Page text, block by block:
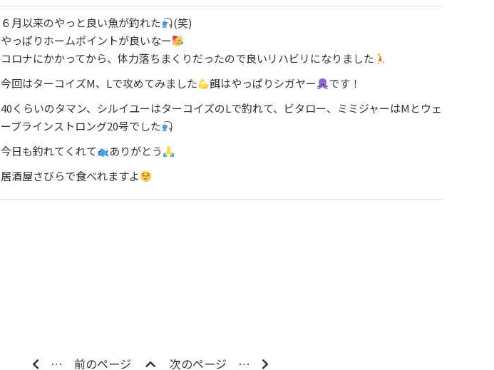
６月以来のやっと良い魚が釣れた
(笑)
やっぱりホームポイントが良いなー
コロナにかかってから、体力落ちまくりだったので良いリハビリになりました
今回はターコイズМ、Lで攻めてみました
餌はやっぱりシガヤー
です！
40くらいのタマン、シルイユーはターコイズのLで釣れて、ビタロー、ミミジャーはМとウェ
ーブラインストロング20号でした
今日も釣れてくれて
ありがとう
居酒屋さびらで食べれますよ
… 前のページ 次のページ …